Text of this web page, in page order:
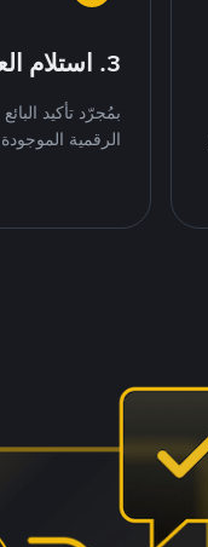
3. استلام العملات الرقمية
بمُجرّد تأكيد
الرقمية